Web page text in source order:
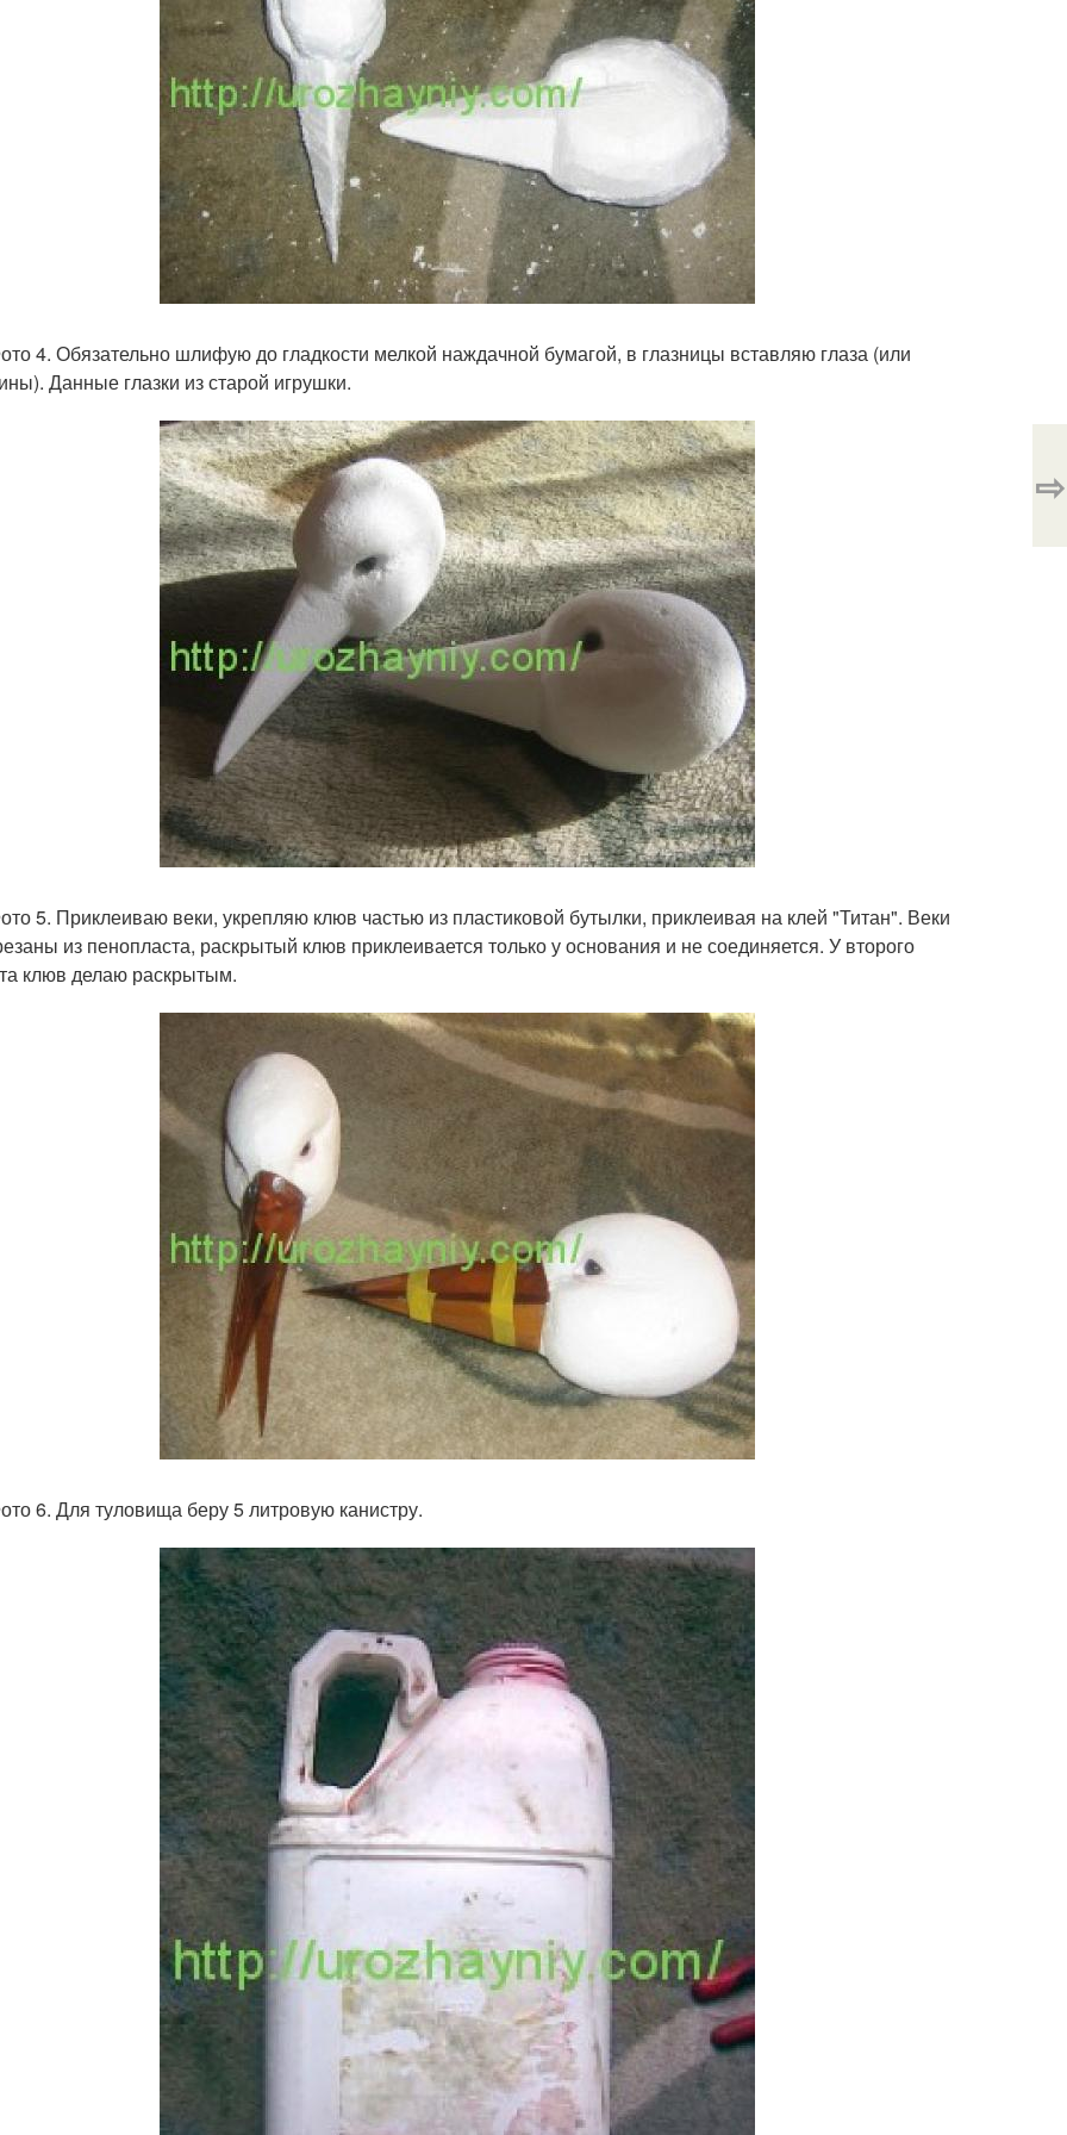
4. Обязательно шлифую до гладкости мелкой наждачной бумагой, в глазницы вставляю глаза (или
Данные глазки из старой игрушки.
5. Приклеиваю веки, укрепляю клюв частью из пластиковой бутылки, приклеивая на клей "Титан". Веки
из пенопласта, раскрытый клюв приклеивается только у основания и не соединяется. У второго
клюв делаю раскрытым.
6. Для туловища беру 5 литровую канистру.
⇨